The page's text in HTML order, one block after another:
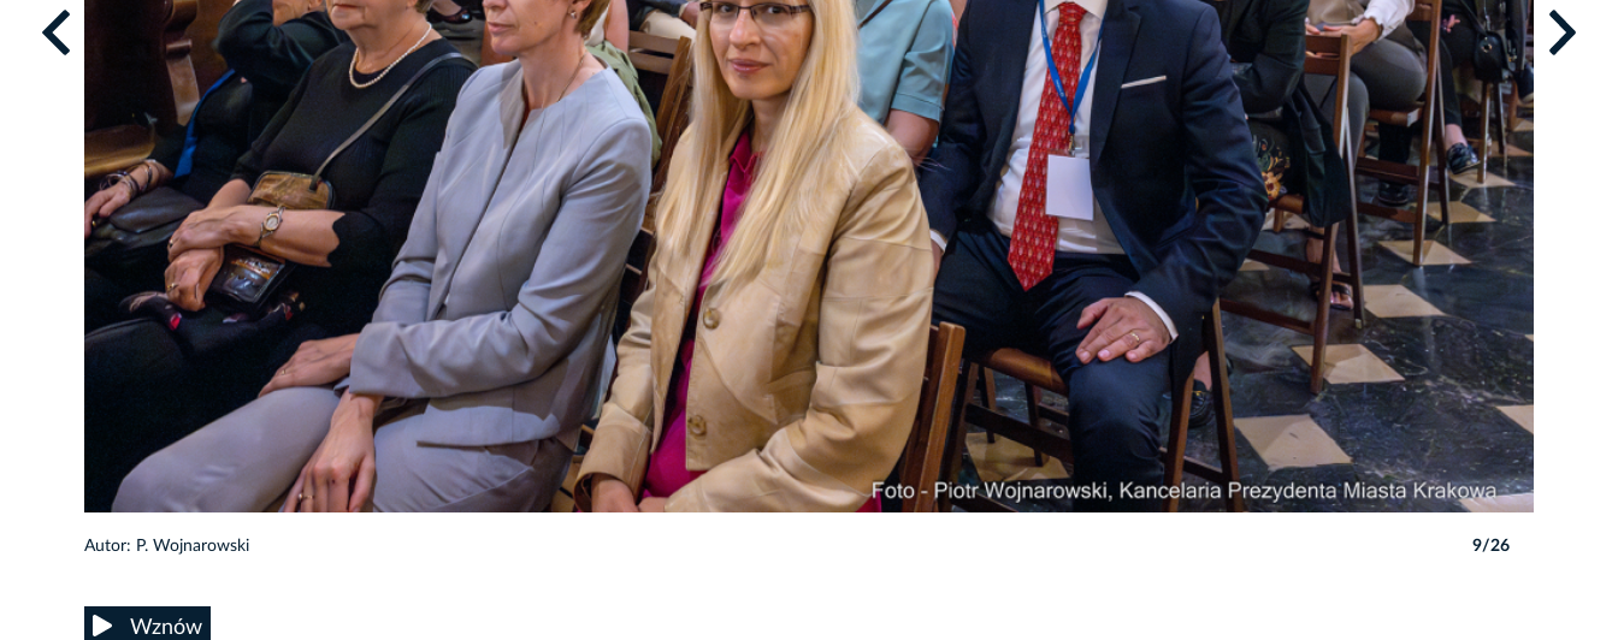
Autor: P. Wojnarowski 9/26
Wznów